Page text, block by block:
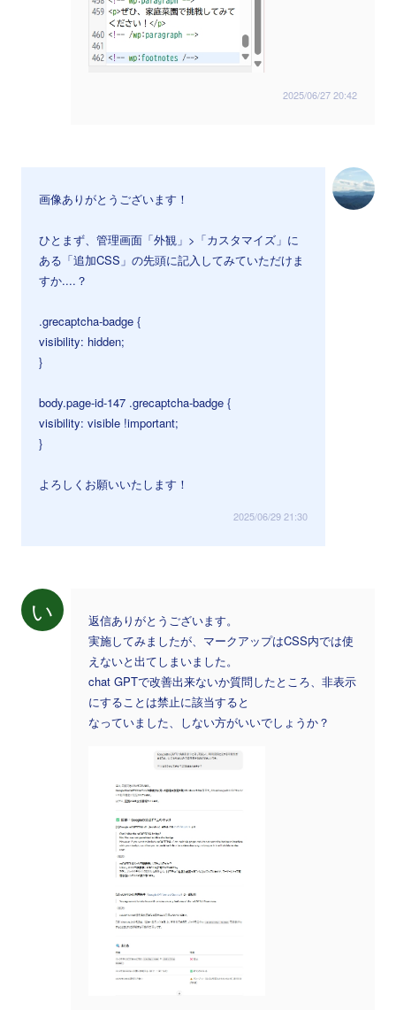
2025/06/27 20:42
画像ありがとうございます！
ひとまず、管理画面「外観」>「カスタマイズ」に
ある「追加CSS」の先頭に記入してみていただけま
すか....？
.grecaptcha-badge {
visibility: hidden;
}
body.page-id-147 .grecaptcha-badge {
visibility: visible !important;
}
よろしくお願いいたします！
2025/06/29 21:30
い
返信ありがとうございます。
実施してみましたが、マークアップはCSS内では使
えないと出てしまいました。
chat GPTで改善出来ないか質問したところ、非表示
にすることは禁止に該当すると
なっていました、しない方がいいでしょうか？